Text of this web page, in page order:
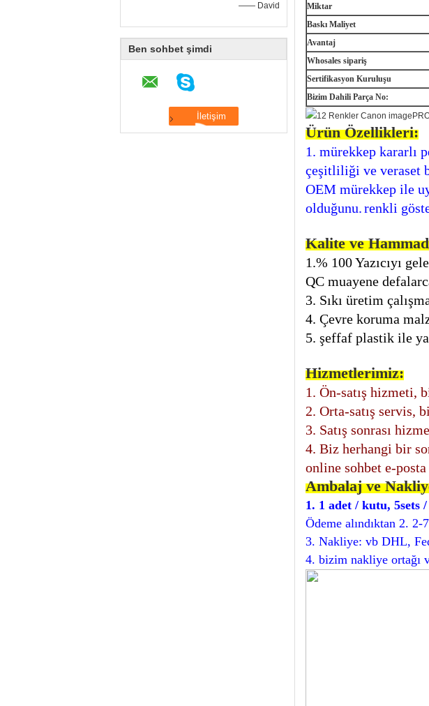
—— David
Ben sohbet şimdi
Miktar
Baskı Maliyet
Avantaj
Whosales sipariş
Sertifikasyon Kuruluşu
Bizim Dahili Parça No:
Ürün Özellikleri:
1. mürekkep kararlı
çeşitliliği ve veraset
OEM mürekkep ile
olduğunu.renkli
Kalite ve
1.% 100 Yazıcıyı
QC muayene
3. Sıkı üretim
4. Çevre koruma
5. şeffaf plastik ile
Hizmetlerimiz:
1. Ön-satış hizmeti,
2. Orta-satış servis,
3. Satış sonrası
4. Biz herhangi bir
online sohbet e-
Ambalaj ve
1. 1 adet / kutu, 5sets
Ödeme alındıktan 2. 2-
3. Nakliye: vb DHL,
4. bizim nakliye ortağı